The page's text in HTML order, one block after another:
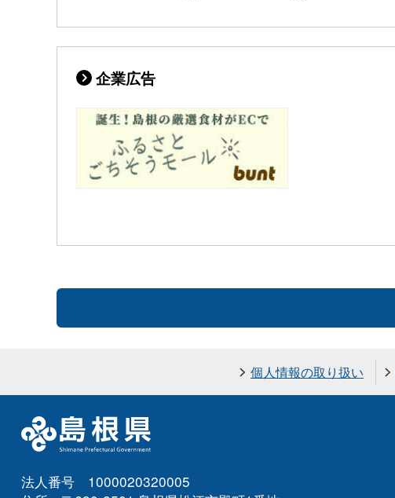
企業広告
個人情報の取り扱い
法人番号 1000020320005